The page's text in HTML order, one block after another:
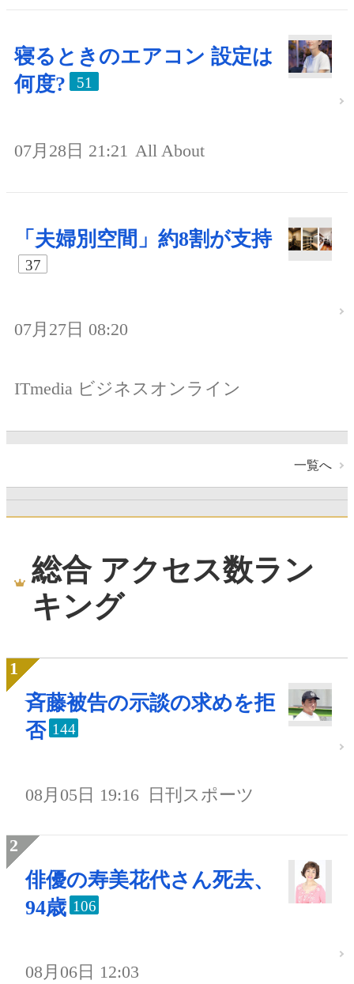
寝るときのエアコン 設定は
何度?
51
07月28日 21:21 All About
「夫婦別空間」約8割が支持
37
07月27日 08:20
ITmedia ビジネスオンライン
一覧へ
総合 アクセス数ラン
キング
斉藤被告の示談の求めを拒
否 144
08月05日 19:16 日刊スポーツ
俳優の寿美花代さん死去、
94歳 106
08月06日 12:03